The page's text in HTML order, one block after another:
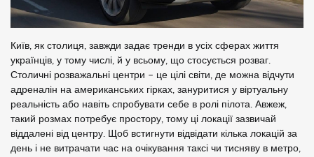
Київ, як столиця, завжди задає тренди в усіх сферах життя
українців, у тому числі, й у всьому, що стосується розваг.
Столичні розважальні центри – це цілі світи, де можна відчути
адреналін на американських гірках, зануритися у віртуальну
реальність або навіть спробувати себе в ролі пілота. Авжеж,
такий розмах потребує простору, тому ці локації зазвичай
віддалені від центру. Щоб встигнути відвідати кілька локацій за
день і не витрачати час на очікування таксі чи тисняву в метро,